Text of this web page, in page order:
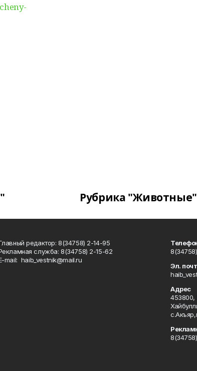
Рубрика "Животные"
редактор: 8(34758) 2-14-95
служба: 8(34758) 2-15-62
mаil: haib_vestnik@mail.ru
Эл.
Адрес
453800,